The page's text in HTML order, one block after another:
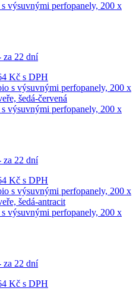
výsuvnými perfopanely, 200 x
za 22 dní
Kč s DPH
výsuvnými perfopanely, 200 x
za 22 dní
Kč s DPH
výsuvnými perfopanely, 200 x
za 22 dní
Kč s DPH